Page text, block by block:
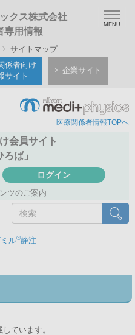
クス株式会社
専用情報
サイトマップ
係者向け
サイト
企業サイト
医療関係者情報TOPへ
会員サイト
ろば」
ログイン
ツのご案内
索
検索
ル®静注
ています。